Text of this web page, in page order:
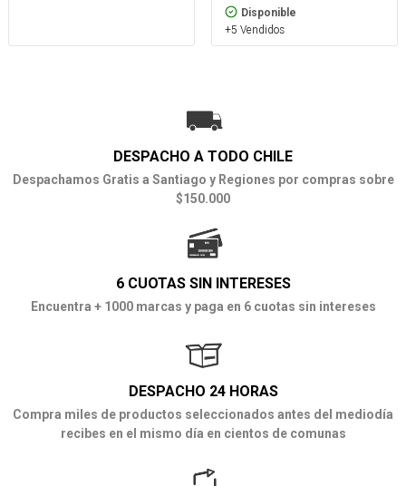
Disponible
+5 Vendidos
DESPACHO A TODO CHILE
Despachamos Gratis a Santiago y Regiones por compras sobre
$150.000
6 CUOTAS SIN INTERESES
Encuentra + 1000 marcas y paga en 6 cuotas sin intereses
DESPACHO 24 HORAS
Compra miles de productos seleccionados antes del mediodía
recibes en el mismo día en cientos de comunas